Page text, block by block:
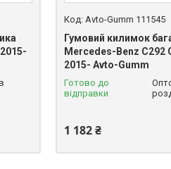
Avto-Gumm 111545
Гумовий килимок
Mercedes-Benz C292
2015- Avto-Gumm
Готово до
відправки
1 182 ₴